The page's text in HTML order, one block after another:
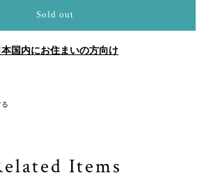
Sold out
本国内にお住まいの方向け
Items